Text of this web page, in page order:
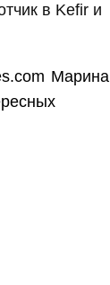
в Kefir и
Марина